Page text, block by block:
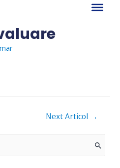
Next Articol →